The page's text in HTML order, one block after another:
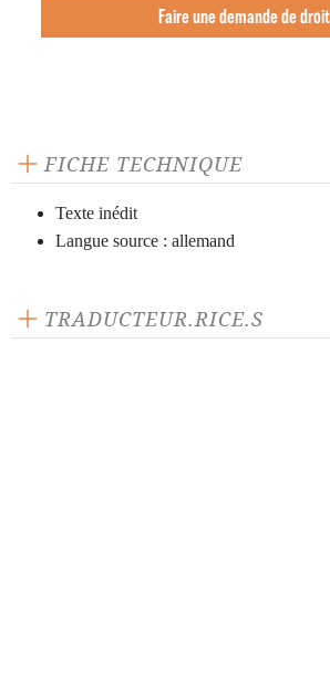
Faire une demande de
FICHE TECHNIQUE
Texte inédit
Langue source : allemand
TRADUCTEUR.RICE.S